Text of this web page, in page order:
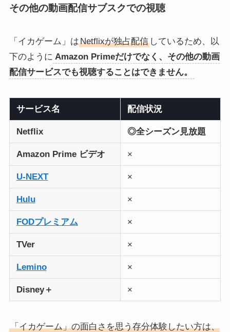
その他の動画配信サブスクでの視聴
「イカゲーム」はNetflixが独占配信しているため、以
下のように Amazon Primeだけでなく、その他の動画
配信サービスでも視聴することはできません。
サービス名 配信状況
Netflix ◎全シーズン見放題
Amazon Prime ビデオ ×
U-NEXT ×
Hulu ×
FODプレミアム ×
TVer ×
Lemino ×
Disney＋ ×
「イカゲーム」の面白さを思う存分体験したい方は、